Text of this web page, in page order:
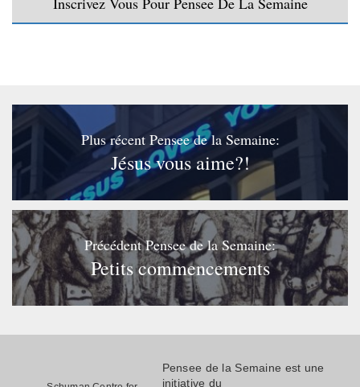
Plus récent Pensee de la Semaine:
Jésus vous aime?!
Précédent Pensee de la Semaine:
Petits commencements
Pensee de la Semaine est une
initiative du